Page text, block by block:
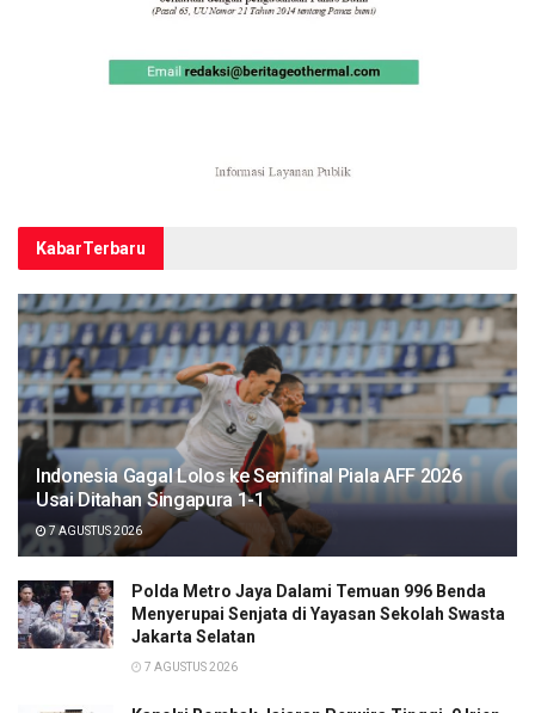
KabarTerbaru
Indonesia Gagal Lolos ke Semifinal Piala AFF 2026
Usai Ditahan Singapura 1-1
7 AGUSTUS 2026
Polda Metro Jaya Dalami Temuan 996 Benda
Menyerupai Senjata di Yayasan Sekolah Swasta
Jakarta Selatan
7 AGUSTUS 2026